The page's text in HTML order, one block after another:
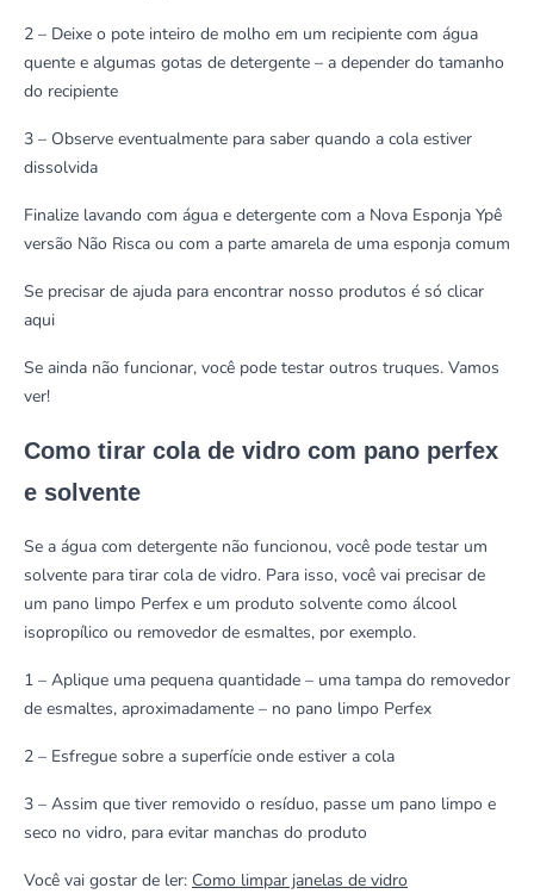
2 – Deixe o pote inteiro de molho em um recipiente com água
quente e algumas gotas de detergente – a depender do tamanho
do recipiente
3 – Observe eventualmente para saber quando a cola estiver
dissolvida
Finalize lavando com água e detergente com a Nova Esponja Ypê
versão Não Risca ou com a parte amarela de uma esponja comum
Se precisar de ajuda para encontrar nosso produtos é só clicar
aqui
Se ainda não funcionar, você pode testar outros truques. Vamos
ver!
Como tirar cola de vidro com pano perfex
e solvente
Se a água com detergente não funcionou, você pode testar um
solvente para tirar cola de vidro. Para isso, você vai precisar de
um pano limpo Perfex e um produto solvente como álcool
isopropílico ou removedor de esmaltes, por exemplo.
1 – Aplique uma pequena quantidade – uma tampa do removedor
de esmaltes, aproximadamente – no pano limpo Perfex
2 – Esfregue sobre a superfície onde estiver a cola
3 – Assim que tiver removido o resíduo, passe um pano limpo e
seco no vidro, para evitar manchas do produto
Você vai gostar de ler: Como limpar janelas de vidro